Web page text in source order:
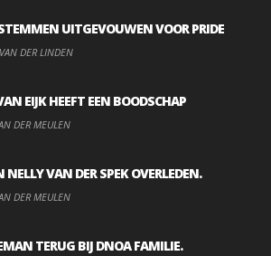
UITGEVOUWEN VOOR PRIDE
DER LINDEN
EIJK HEEFT EEN BOODSCHAP
DER MEULEN
NELLY VAN DER SPEK OVERLEDEN.
DER MEULEN
TERUG BIJ DNOA FAMILIE.